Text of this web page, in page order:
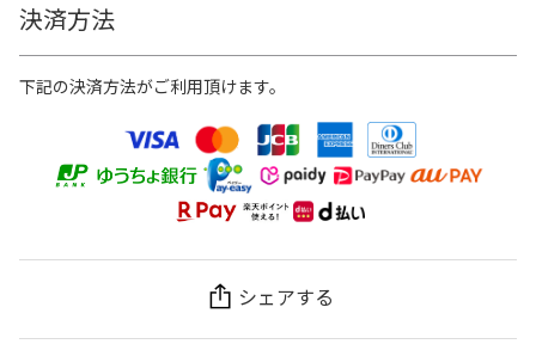
決済方法
下記の決済方法がご利用頂けます。
シェアする